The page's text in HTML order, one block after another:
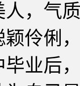
气质
颖伶俐
毕业后